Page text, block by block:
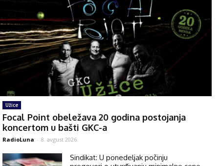
Užice
Focal Point obeležava 20 godina postojanja
koncertom u bašti GKC-a
RadioLuna - 8. avgust 2026.
Sindikat: U ponedeljak počinju